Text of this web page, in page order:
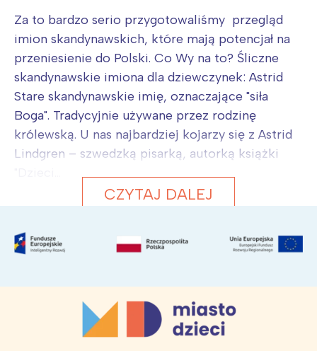
Za to bardzo serio przygotowaliśmy przegląd
imion skandynawskich, które mają potencjał na
przeniesienie do Polski. Co Wy na to? Śliczne
skandynawskie imiona dla dziewczynek: Astrid
Stare skandynawskie imię, oznaczające "siła
Boga". Tradycyjnie używane przez rodzinę
królewską. U nas najbardziej kojarzy się z Astrid
Lindgren – szwedzką pisarką, autorką książki
CZYTAJ DALEJ